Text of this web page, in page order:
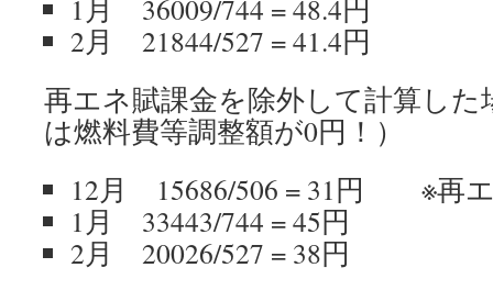
1月 36009/744 = 48.4円
2月 21844/527 = 41.4円
再エネ賦課金を除外して計算した
は燃料費等調整額が0円！）
12月 15686/506 = 31円 ※再エ
1月 33443/744 = 45円
2月 20026/527 = 38円